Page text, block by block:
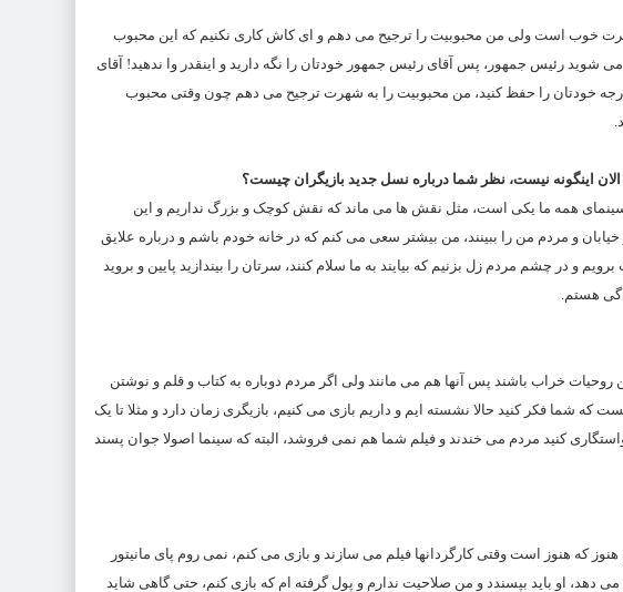
خوب است ولی من محبوبیت را ترجیح می دهم و ای کاش کاری نکنیم که این محبوب
شوید رئیس جمهور، پس آقای رئیس جمهور خودتان را نگه دارید و اینقدر وا ندهید! آقای
خودتان را حفظ کنید، من محبوبیت را به شهرت ترجیح می دهم چون وقتی محبوب
اینگونه نیست، نظر شما درباره نسل جدید بازیگران چیست؟
سینمای همه ما یکی است، مثل نقش ها می ماند که نقش کوچک و بزرگ نداریم و این
و مردم من را ببینند، من بیشتر سعی می کنم که در خانه خودم باشم و درباره علایق
و در چشم مردم زل بزنیم که بیایند به ما سلام کنند، سرتان را بیندازید پایین و بروید
هستم.
روحیات خراب باشند پس آنها هم می مانند ولی اگر مردم دوباره به کتاب و قلم و نوشتن
شما فکر کنید حالا نشسته ایم و داریم بازی می کنیم، بازیگری زمان دارد و مثلا تا یک
کنید مردم می خندند و فیلم شما هم نمی فروشد، البته که سینما اصولا جوان پسند
هنوز که هنوز است وقتی کارگردانها فیلم می سازند و بازی می کنم، نمی روم پای مانیتور
دهد، او باید بپسندد و من صلاحیت ندارم‌ و پول گرفته ام که بازی کنم، حتی گاهی شاید